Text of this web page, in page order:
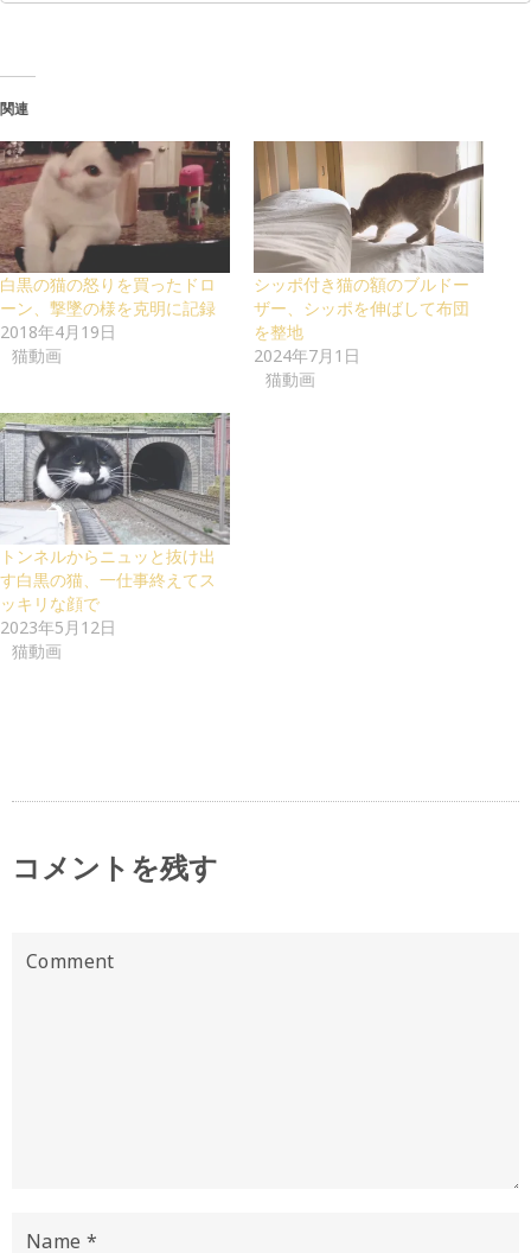
関連
白黒の猫の怒りを買ったドロ
ーン、撃墜の様を克明に記録
2018年4月19日
猫動画
シッポ付き猫の額のブルドー
ザー、シッポを伸ばして布団
を整地
2024年7月1日
猫動画
トンネルからニュッと抜け出
す白黒の猫、一仕事終えてス
ッキリな顔で
2023年5月12日
猫動画
コメントを残す